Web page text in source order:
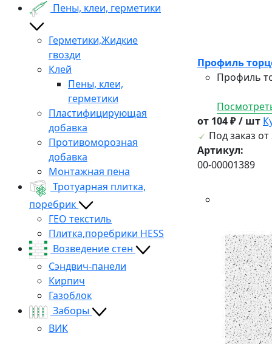
Пены, клеи, герметики
Герметики,Жидкие
гвозди
Клей
Пены, клеи,
герметики
Пластифицирующая
добавка
Противоморозная
добавка
Монтажная пена
Тротуарная плитка,
поребрик
ГЕО текстиль
Плитка,поребрики HESS
Возведение стен
Сэндвич-панели
Кирпич
Газоблок
Заборы
ВИК
Профиль
Профиль
от 104 ₽ / шт
Под заказ от
Артикул:
00-00001389